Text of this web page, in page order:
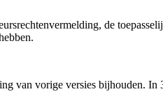
de
van vorige versies bijhouden. In